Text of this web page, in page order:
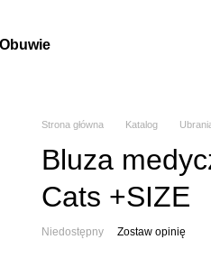
Obuwie
Strona główna Katalog
Bluza
Cats +SIZE
Niedostępny Zostaw opinię